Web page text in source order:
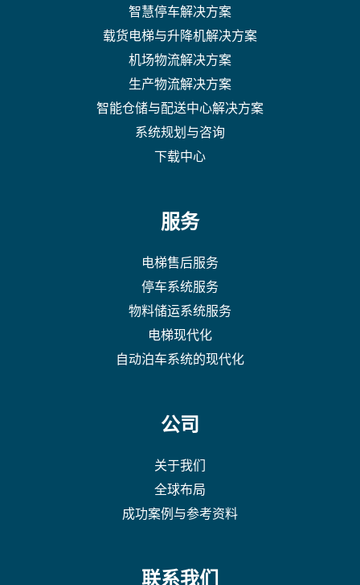
智慧停车解决方案
载货电梯与升降机解决方案
机场物流解决方案
生产物流解决方案
智能仓储与配送中心解决方案
系统规划与咨询
下载中心
服务
电梯售后服务
停车系统服务
物料储运系统服务
电梯现代化
自动泊车系统的现代化
公司
关于我们
全球布局
成功案例与参考资料
联系我们